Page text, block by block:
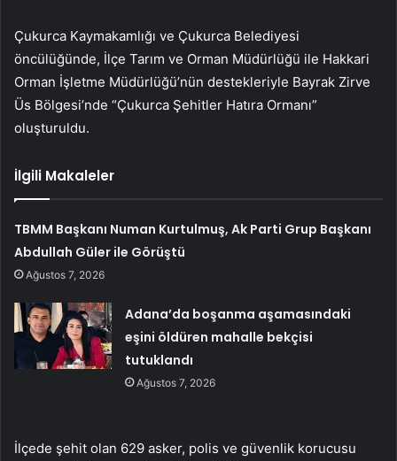
Çukurca Kaymakamlığı ve Çukurca Belediyesi
öncülüğünde, İlçe Tarım ve Orman Müdürlüğü ile Hakkari
Orman İşletme Müdürlüğü’nün destekleriyle Bayrak Zirve
Üs Bölgesi’nde “Çukurca Şehitler Hatıra Ormanı”
oluşturuldu.
İlgili Makaleler
TBMM Başkanı Numan Kurtulmuş, Ak Parti Grup Başkanı
Abdullah Güler ile Görüştü
Ağustos 7, 2026
Adana’da boşanma aşamasındaki
eşini öldüren mahalle bekçisi
tutuklandı
Ağustos 7, 2026
İlçede şehit olan 629 asker, polis ve güvenlik korucusu